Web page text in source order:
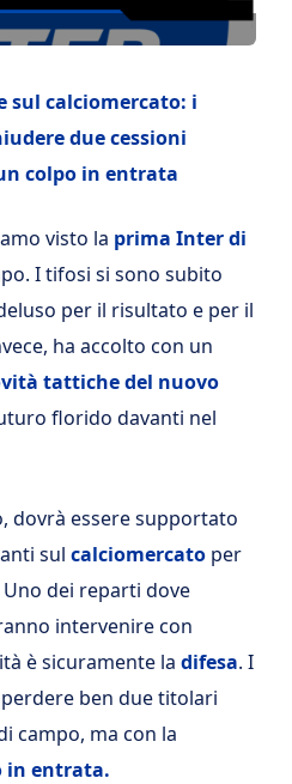
sul calciomercato: i
due cessioni
colpo in entrata
visto la prima Inter di
I tifosi si sono subito
per il risultato e per il
ha accolto con un
tattiche del nuovo
florido davanti nel
dovrà essere supportato
sul calciomercato per
dei reparti dove
intervenire con
è sicuramente la difesa. I
ben due titolari
campo, ma con la
in entrata.